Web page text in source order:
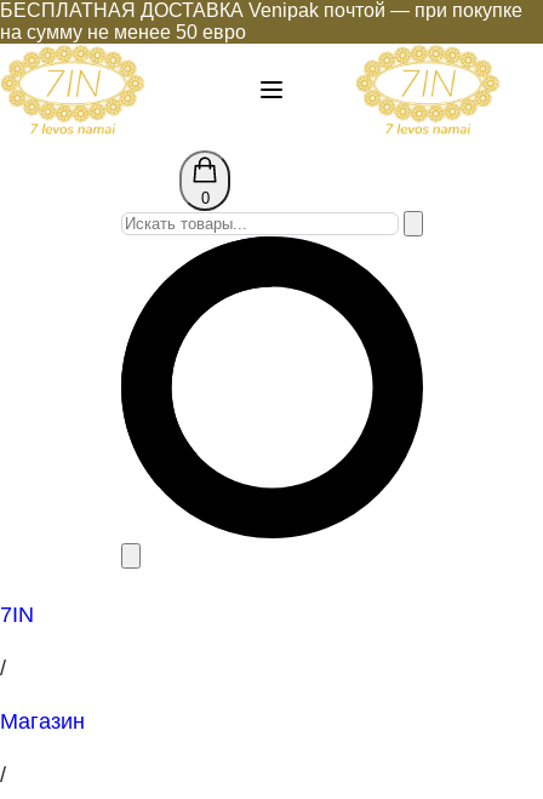
БЕСПЛАТНАЯ ДОСТАВКА Venipak почтой — при покупке
на сумму не менее 50 евро
0
7IN
/
Магазин
/